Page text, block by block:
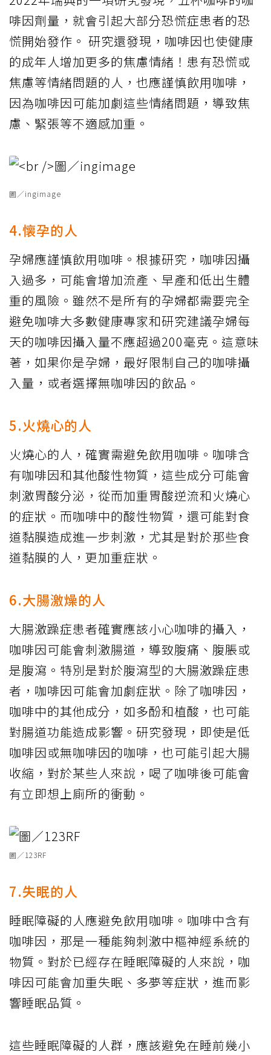
啡因劑量，就會引起大部分恐慌症患者的恐
慌開始發作。 研究還發現，咖啡因也使健康
的成年人增加更多的焦慮情緒！患有恐慌或
焦慮等情緒問題的人，也應謹慎飲用咖啡，
因為咖啡因可能加劇這些情緒問題，導致焦
慮、緊張等不適感加重。
圖／ingimage
4.懐孕的人
孕婦應謹慎飲用咖啡。根據研究，咖啡因攝
入過多，可能會增加流產、早產和低出生體
重的風險。雖然不是所有的孕婦都需要完全
避免咖啡大多數健康專家和研究建議孕婦每
天的咖啡因攝入量不應超過200毫克。這意味
著，如果你是孕婦，最好限制自己的咖啡攝
入量，或者選擇無咖啡因的飲品。
5.火燒心的人
火燒心的人，確實需避免飲用咖啡。咖啡含
有咖啡因和其他酸性物質，這些成分可能會
刺激胃酸分泌，從而加重胃酸逆流和火燒心
的症狀。而咖啡中的酸性物質，還可能對食
道黏膜造成進一步刺激，尤其是對於那些食
道黏膜的人，更加重症狀。
6.大腸激燥的人
大腸激躁症患者確實應該小心咖啡的攝入，
咖啡因可能會刺激腸道，導致腹痛、腹脹或
是腹瀉。特別是對於腹瀉型的大腸激躁症患
者，咖啡因可能會加劇症狀。除了咖啡因，
咖啡中的其他成分，如多酚和植酸，也可能
對腸道功能造成影響。研究發現，即使是低
咖啡因或無咖啡因的咖啡，也可能引起大腸
收縮，對於某些人來說，喝了咖啡後可能會
有立即想上廁所的衝動。
圖／123RF
7.失眠的人
睡眠障礙的人應避免飲用咖啡。咖啡中含有
咖啡因，那是一種能夠刺激中樞神經系統的
物質。對於已經存在睡眠障礙的人來說，咖
啡因可能會加重失眠、多夢等症狀，進而影
響睡眠品質。
這些睡眠障礙的人群，應該避免在睡前幾小